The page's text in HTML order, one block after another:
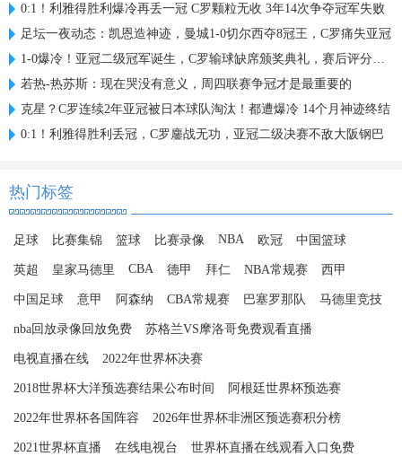
0:1！利雅得胜利爆冷再丢一冠 C罗颗粒无收 3年14次争夺冠军失败
足坛一夜动态：凯恩造神迹，曼城1-0切尔西夺8冠王，C罗痛失亚冠
1-0爆冷！亚冠二级冠军诞生，C罗输球缺席颁奖典礼，赛后评分出炉
若热-热苏斯：现在哭没有意义，周四联赛争冠才是最重要的
克星？C罗连续2年亚冠被日本球队淘汰！都遭爆冷 14个月神迹终结
0:1！利雅得胜利丢冠，C罗鏖战无功，亚冠二级决赛不敌大阪钢巴
热门标签
足球 比赛集锦 篮球 比赛录像 NBA 欧冠 中国篮球
英超 皇家马德里 CBA 德甲 拜仁 NBA常规赛 西甲
中国足球 意甲 阿森纳 CBA常规赛 巴塞罗那队 马德里竞技
nba回放录像回放免费 苏格兰VS摩洛哥免费观看直播
电视直播在线 2022年世界杯决赛
2018世界杯大洋预选赛结果公布时间 阿根廷世界杯预选赛
2022年世界杯各国阵容 2026年世界杯非洲区预选赛积分榜
2021世界杯直播 在线电视台 世界杯直播在线观看入口免费